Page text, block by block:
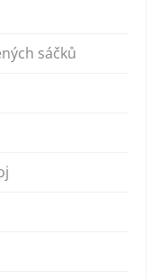
sáčků